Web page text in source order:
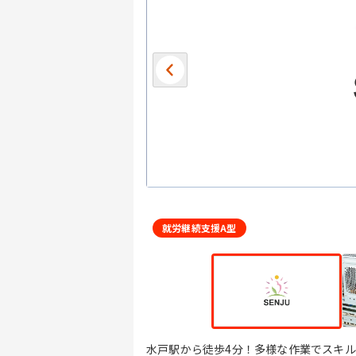
就労継続支援A型
水戸駅から徒歩4分！多様な作業でスキ